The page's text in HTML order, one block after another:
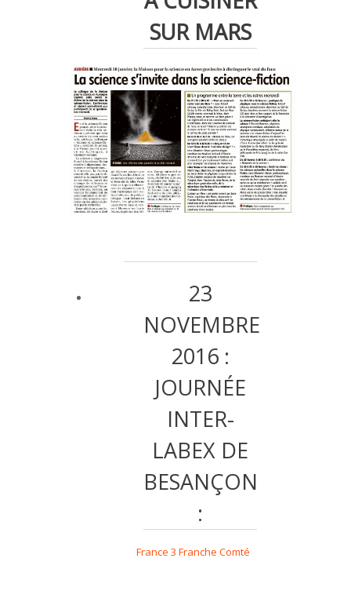
SUR MARS
23
NOVEMBRE
2016 :
JOURNÉE
INTER-
LABEX DE
BESANÇON
:
France 3 Franche Comté